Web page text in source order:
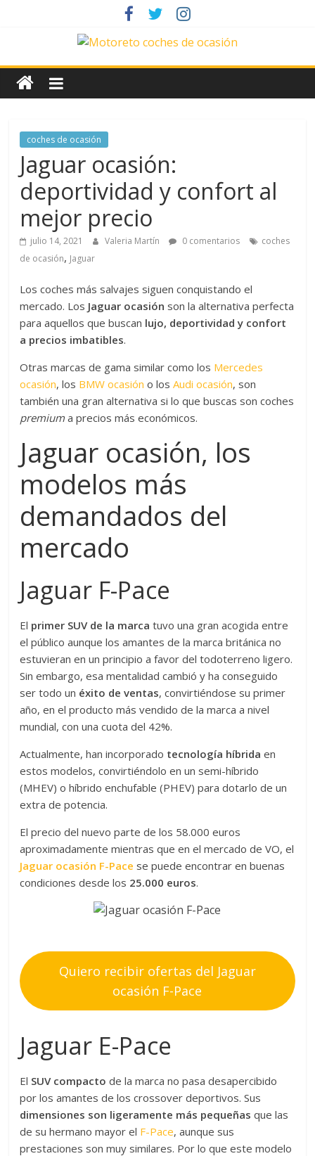
News
Motoreto
Noticias
coches
de
ocasión
coches de ocasión
Jaguar ocasión:
deportividad y confort al
mejor precio
julio 14, 2021 Valeria Martín 0 comentarios
coches
de ocasión, Jaguar
Los coches más salvajes siguen conquistando el
mercado. Los Jaguar ocasiónson la alternativa perfecta
para aquellos que buscan lujo, deportividad y confort
a precios imbatibles.
Otras marcas de gama similar como los Mercedes
ocasión, los BMW ocasión o losAudi ocasión, son
también una gran alternativa si lo que buscas son coches
premium a precios más económicos.
Jaguar ocasión, los
modelos más
demandados del
mercado
Jaguar F-Pace
El primer SUV de la marca tuvo una gran acogida entre
el público aunque los amantes de la marca británica no
estuvieran en un principio a favor del todoterreno ligero.
Sin embargo, esa mentalidad cambió y ha conseguido
ser todo un éxito de ventas, convirtiéndose su primer
año, en el producto más vendido de la marca a nivel
mundial, con una cuota del 42%.
Actualmente, han incorporado tecnología híbrida en
estos modelos, convirtiéndolo en un semi-híbrido
(MHEV) o híbrido enchufable (PHEV) para dotarlo de un
extra de potencia.
El precio del nuevo parte de los 58.000 euros
aproximadamente mientras que en el mercado de VO, el
Jaguar ocasión F-Pace se puede encontrar en buenas
condiciones desde los 25.000 euros.
Quiero recibir ofertas del Jaguar
ocasión F-Pace
Jaguar E-Pace
El SUV compacto de la marca no pasa desapercibido
por los amantes de los crossover deportivos. Sus
dimensiones son ligeramente más pequeñas que las
de su hermano mayor el F-Pace, aunque sus
prestaciones son muy similares. Por lo que este modelo